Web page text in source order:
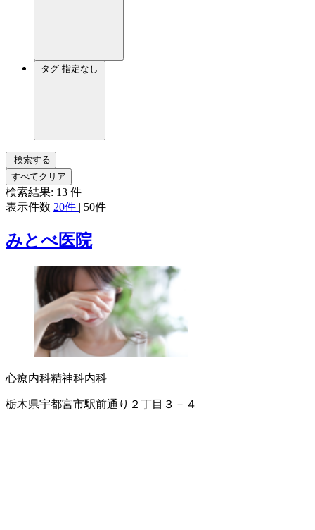
タグ 指定なし
検索する
すべてクリア
検索結果: 13 件
表示件数 20件 | 50件
みとべ医院
心療内科精神科内科
栃木県宇都宮市駅前通り２丁目３－４